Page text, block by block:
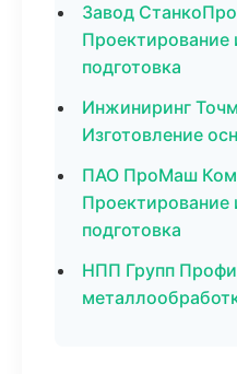
Завод
Проектирование
подготовка
Инжиниринг
Изготовление
ПАО ПроМаш
Проектирование
подготовка
НПП Групп